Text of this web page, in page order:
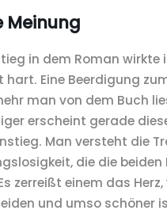
Meinung
in dem Roman wirkte
hart. Eine Beerdigung
man von dem Buch
erscheint gerade
Man versteht die
die die
zerreißt einem das
und umso schöner